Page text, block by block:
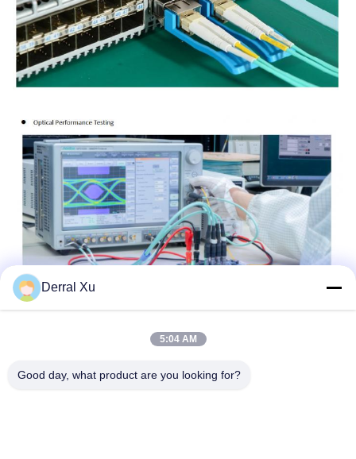
Derral Xu
5:04 AM
Good day, what product are you looking for?